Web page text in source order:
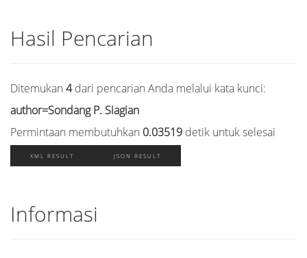
Hasil Pencarian
Ditemukan 4dari pencarian Anda melalui kata kunci:
author=Sondang P. Siagian
Permintaan membutuhkan 0.03519 detik untuk selesai
XML RESULT JSON RESULT
Informasi